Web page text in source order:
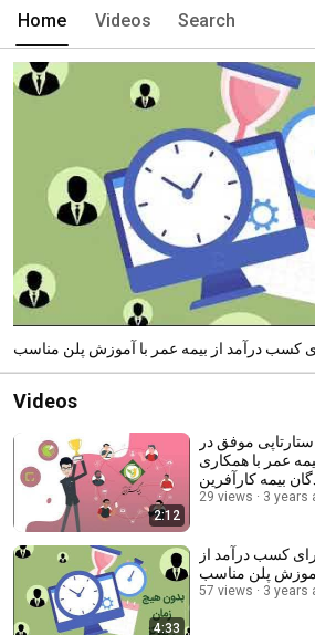
Home Videos Search
کسب درآمد از بیمه عمر با آموزش پلن مناسب
Videos
2:12
موفق در
عمر با همکاری
بیمه کارآفرین
29 views 3 years
4:33
کسب درآمد از
آموزش پلن مناسب
57 views 3 years